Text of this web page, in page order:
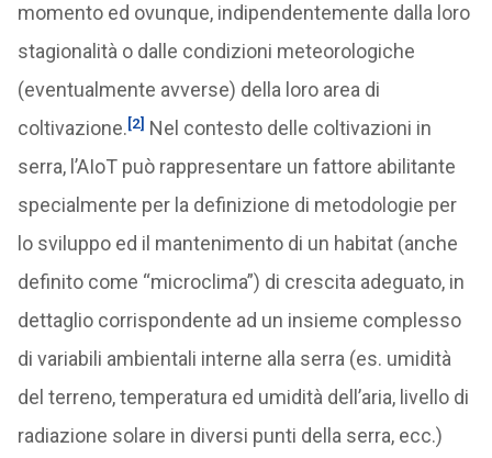
momento ed ovunque, indipendentemente dalla loro
stagionalità o dalle condizioni meteorologiche
(eventualmente avverse) della loro area di
coltivazione.[2] Nel contesto delle coltivazioni in
serra, l’AIoT può rappresentare un fattore abilitante
specialmente per la definizione di metodologie per
lo sviluppo ed il mantenimento di un habitat (anche
definito come “microclima”) di crescita adeguato, in
dettaglio corrispondente ad un insieme complesso
di variabili ambientali interne alla serra (es. umidità
del terreno, temperatura ed umidità dell’aria, livello di
radiazione solare in diversi punti della serra, ecc.)